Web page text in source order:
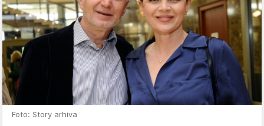
Foto: Story arhiva